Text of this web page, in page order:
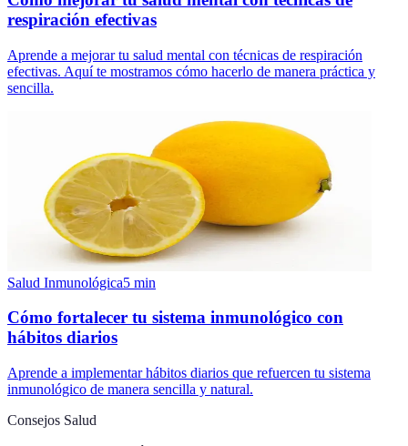
respiración efectivas
Aprende a mejorar tu salud mental con técnicas de respiración
efectivas. Aquí te mostramos cómo hacerlo de manera práctica y
sencilla.
Salud Inmunológica5 min
Cómo fortalecer tu sistema inmunológico con
hábitos diarios
Aprende a implementar hábitos diarios que refuercen tu sistema
inmunológico de manera sencilla y natural.
Consejos Salud